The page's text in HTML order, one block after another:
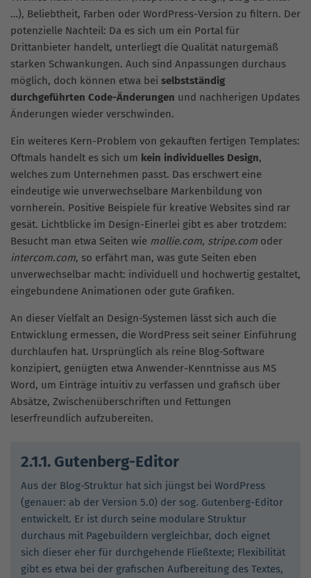
…), Beliebtheit, Farben oder WordPress-Version zu filtern. Der
potenzielle Nachteil: Da es sich um ein Portal für
Drittanbieter handelt, unterliegt die Qualität naturgemäß
starken Schwankungen. Auch sind Anpassungen durchaus
möglich, doch können etwa bei selbstständig
durchgeführten Code-Änderungen und nachherigen Updates
Änderungen wieder verschwinden.
Ein weiteres Kern-Problem von gekauften fertigen Templates:
Oftmals handelt es sich um kein individuelles Design,
welches zum Unternehmen passt. Das erschwert eine
eindeutige wie unverwechselbare Markenbildung von
vornherein. Positive Beispiele für kreative Websites sind rar
gesät. Lichtblicke im Design-Einerlei gibt es aber trotzdem:
Besucht man etwa Seiten wie mollie.com, stripe.com oder
intercom.com, so erfährt man, was gute Seiten eben
unverwechselbar macht: individuell und hochwertig gestaltet,
eingebundene Animationen oder gute Grafiken.
An dieser Vielfalt an Design-Systemen lässt sich auch die
Entwicklung ermessen, die WordPress seit seiner Einführung
durchlaufen hat. Ursprünglich als reine Blog-Software
konzipiert, genügten etwa Anwender-Kenntnisse aus MS
Word, um Einträge intuitiv zu verfassen und grafisch über
Absätze, Zwischenüberschriften und Fettungen
leserfreundlich aufzubereiten.
2.1.1. Gutenberg-Editor
Aus der Blog-Struktur hat sich jüngst bei WordPress
(genauer: ab der Version 5.0) der sog. Gutenberg-Editor
entwickelt. Er ist durch seine modulare Struktur
durchaus mit Pagebuildern vergleichbar, doch eignet
sich dieser eher für durchgehende Fließtexte; Flexibilität
gibt es etwa bei der grafischen Aufbereitung des Textes,